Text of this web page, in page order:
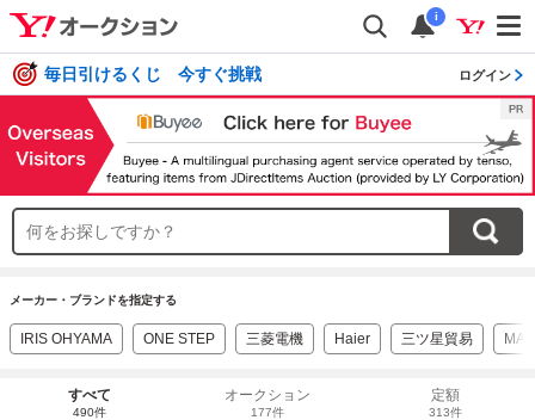
i
毎日引けるくじ 今すぐ挑戦 ログイン
メーカー・ブランドを指定する
IRIS OHYAMA ONE STEP 三菱電機 Haier 三ツ星貿易
すべて
490件
オークション
177件
定額
313件